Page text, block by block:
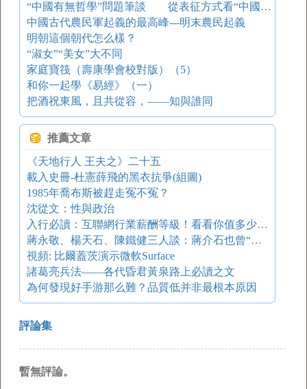
“中國有無哲學”問題筆談 從表征方式看“中國哲學”的合法性——以馮友蘭先生的正負方法論為視角
中國古代農民軍起義的最高峰---明末農民起義
明朝這個朝代怎么樣？
“淑女”“美女”大不同
家庭寶筏（壽康學會校對版）（5）
和你一起學《易經》（一）
把酒祝東風，且共從容，——知與誰同
推薦文章
《天地行人 王夫之》二十五
載入史冊-杜憲薛飛的黑衣抗爭(組圖)
1985年喬布斯被趕走冤不冤？
沈從文：性與政治
入行必讀：互聯網行業薪酬等級！看看你值多少錢？
蔣永敬、楊天石、陳鐵健三人談：蔣介石也曾“打老虎”，但失敗了│讀藥
視頻: 比爾蓋茨演示微軟Surface
諸葛亮兵法——各代昏君黃泉路上必讀之文
為何發現好手游那么難？品質低并非最根本原因
評論集
暫無評論。